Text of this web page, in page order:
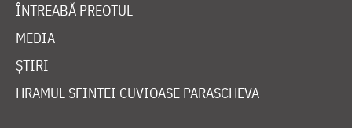
ÎNTREABĂ PREOTUL
MEDIA
ȘTIRI
HRAMUL SFINTEI CUVIOASE PARASCHEVA